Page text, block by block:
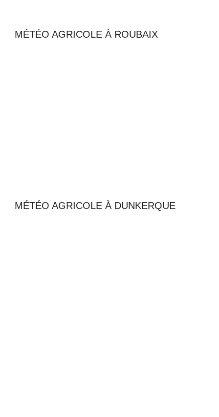
MÉTÉO AGRICOLE À ROUBAIX
MÉTÉO AGRICOLE À DUNKERQUE